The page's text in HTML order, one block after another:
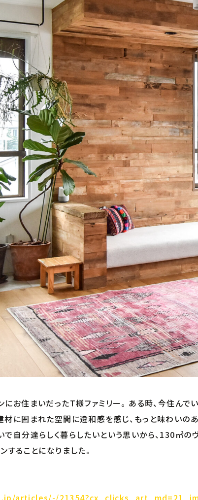
にお住まいだったT様ファミリー。 ある時、今住ん
材に囲まれた空間に違和感を感じ、もっと味わいの
で自分達らしく暮らしたいという思いから、130㎡の
することになりました。